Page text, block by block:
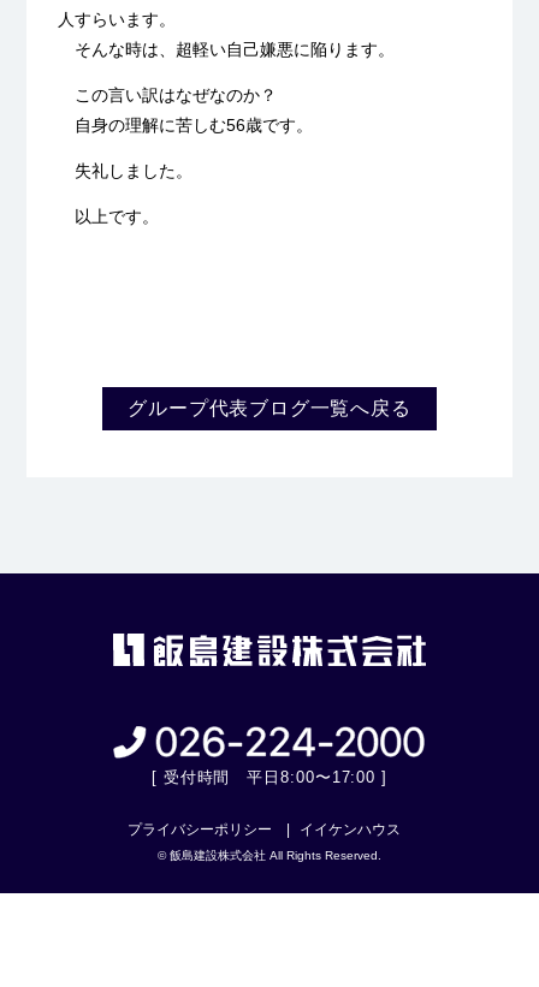
人すらいます。
そんな時は、超軽い自己嫌悪に陥ります。
この言い訳はなぜなのか？
自身の理解に苦しむ56歳です。
失礼しました。
以上です。
グループ代表ブログ一覧へ戻る
[ 受付時間 平日8:00〜17:00 ]
プライバシーポリシー イイケンハウス
© 飯島建設株式会社 All Rights Reserved.